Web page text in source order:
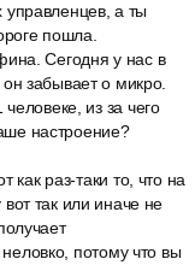
а ты
пошла.
Сегодня у нас в
забывает о микро.
из за чего
настроение?
как раз-таки то, что на
так или иначе не
потому что вы